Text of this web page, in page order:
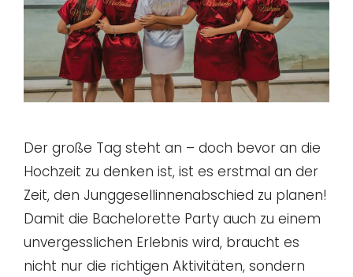
Der große Tag steht an – doch bevor an die
Hochzeit zu denken ist, ist es erstmal an der
Zeit, den Junggesellinnenabschied zu planen!
Damit die Bachelorette Party auch zu einem
unvergesslichen Erlebnis wird, braucht es
nicht nur die richtigen Aktivitäten, sondern